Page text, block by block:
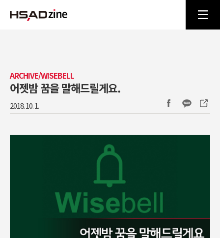
ARCHIVE/WISEBELL
어젯밤 꿈을 말해드릴게요.
2018. 10. 1.